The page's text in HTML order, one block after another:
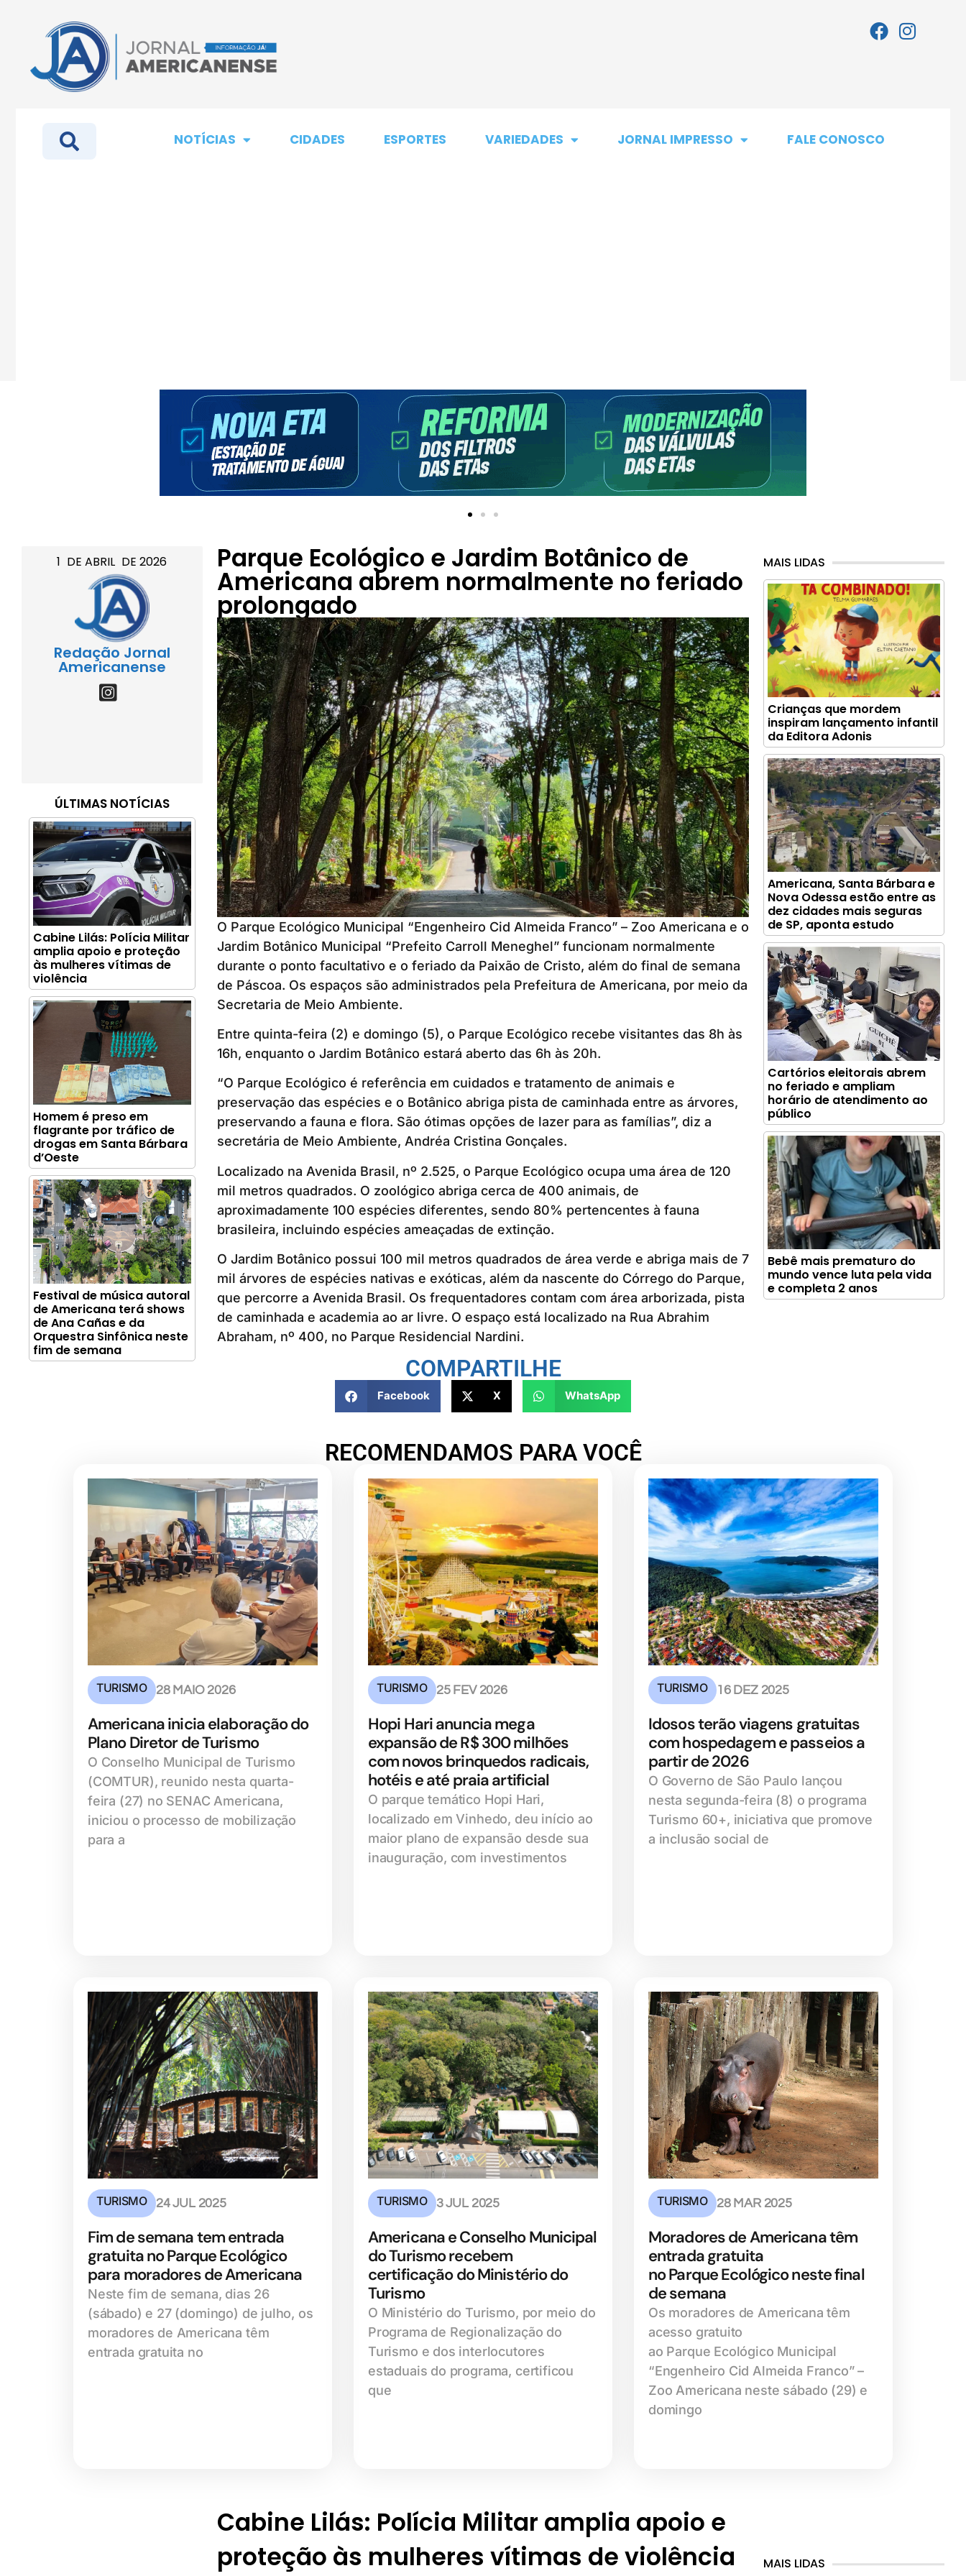
NOTÍCIAS CIDADES ESPORTES VARIEDADES JORNAL IMPRESSO FALE CONOSCO
1 DEABRIL DE2026
Redação Jornal
Americanense
ÚLTIMAS NOTÍCIAS
Cabine Lilás: Polícia Militar
amplia apoio e proteção
às mulheres vítimas de
violência
Homem é preso em
flagrante por tráfico de
drogas em Santa Bárbara
d’Oeste
Festival de música autoral
de Americana terá shows
de Ana Cañas e da
Orquestra Sinfônica neste
fim de semana
Parque Ecológico e Jardim Botânico de
Americana abrem normalmente no feriado
prolongado
O Parque Ecológico Municipal “Engenheiro Cid Almeida Franco” – Zoo Americana e o
Jardim Botânico Municipal “Prefeito Carroll Meneghel” funcionam normalmente
durante o ponto facultativo e o feriado da Paixão de Cristo, além do final de semana
de Páscoa. Os espaços são administrados pela Prefeitura de Americana, por meio da
Secretaria de Meio Ambiente.
Entre quinta-feira (2) e domingo (5), o Parque Ecológico recebe visitantes das 8h às
16h, enquanto o Jardim Botânico estará aberto das 6h às 20h.
“O Parque Ecológico é referência em cuidados e tratamento de animais e
preservação das espécies e o Botânico abriga pista de caminhada entre as árvores,
preservando a fauna e flora. São ótimas opções de lazer para as famílias”, diz a
secretária de Meio Ambiente, Andréa Cristina Gonçales.
Localizado na Avenida Brasil, nº 2.525, o Parque Ecológico ocupa uma área de 120
mil metros quadrados. O zoológico abriga cerca de 400 animais, de
aproximadamente 100 espécies diferentes, sendo 80% pertencentes à fauna
brasileira, incluindo espécies ameaçadas de extinção.
O Jardim Botânico possui 100 mil metros quadrados de área verde e abriga mais de 7
mil árvores de espécies nativas e exóticas, além da nascente do Córrego do Parque,
que percorre a Avenida Brasil. Os frequentadores contam com área arborizada, pista
de caminhada e academia ao ar livre. O espaço está localizado na Rua Abrahim
Abraham, nº 400, no Parque Residencial Nardini.
COMPARTILHE
Facebook X WhatsApp
MAIS LIDAS
Crianças que mordem
inspiram lançamento infantil
da Editora Adonis
Americana, Santa Bárbara e
Nova Odessa estão entre as
dez cidades mais seguras
de SP, aponta estudo
Cartórios eleitorais abrem
no feriado e ampliam
horário de atendimento ao
público
Bebê mais prematuro do
mundo vence luta pela vida
e completa 2 anos
RECOMENDAMOS PARA VOCÊ
TURISMO 28 MAIO 2026
Americana inicia elaboração do
Plano Diretor de Turismo
O Conselho Municipal de Turismo
(COMTUR), reunido nesta quarta-
feira (27) no SENAC Americana,
iniciou o processo de mobilização
para a
TURISMO 25 FEV 2026
Hopi Hari anuncia mega
expansão de R$ 300 milhões
com novos brinquedos radicais,
hotéis e até praia artificial
O parque temático Hopi Hari,
localizado em Vinhedo, deu início ao
maior plano de expansão desde sua
inauguração, com investimentos
TURISMO 16 DEZ 2025
Idosos terão viagens gratuitas
com hospedagem e passeios a
partir de 2026
O Governo de São Paulo lançou
nesta segunda-feira (8) o programa
Turismo 60+, iniciativa que promove
a inclusão social de
TURISMO 24 JUL 2025
Fim de semana tem entrada
gratuita no Parque Ecológico
para moradores de Americana
Neste fim de semana, dias 26
(sábado) e 27 (domingo) de julho, os
moradores de Americana têm
entrada gratuita no
TURISMO 3 JUL 2025
Americana e Conselho Municipal
do Turismo recebem
certificação do Ministério do
Turismo
O Ministério do Turismo, por meio do
Programa de Regionalização do
Turismo e dos interlocutores
estaduais do programa, certificou
que
TURISMO 28 MAR 2025
Moradores de Americana têm
entrada gratuita
no Parque Ecológico neste final
de semana
Os moradores de Americana têm
acesso gratuito
ao Parque Ecológico Municipal
“Engenheiro Cid Almeida Franco” –
Zoo Americana neste sábado (29) e
domingo
Cabine Lilás: Polícia Militar amplia apoio e
proteção às mulheres vítimas de violência
MAIS LIDAS